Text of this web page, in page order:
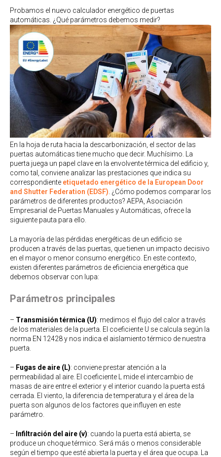
Probamos el nuevo calculador energético de puertas
automáticas. ¿Qué parámetros debemos medir?
En la hoja de ruta hacia la descarbonización, el sector de las
puertas automáticas tiene mucho que decir. Muchísimo. La
puerta juega un papel clave en la envolvente térmica del edificio y,
como tal, conviene analizar las prestaciones que indica su
correspondiente etiquetado energético de la European Door
and Shutter Federation (EDSF) . ¿Cómo podemos comparar los
parámetros de diferentes productos? AEPA, Asociación
Empresarial de Puertas Manuales y Automáticas, ofrece la
siguiente pauta para ello.
La mayoría de las pérdidas energéticas de un edificio se
producen a través de las puertas, que tienen un impacto decisivo
en el mayor o menor consumo energético. En este contexto,
existen diferentes parámetros de eficiencia energética que
debemos observar con lupa:
Parámetros principales
– Transmisión térmica (U): medimos el flujo del calor a través
de los materiales de la puerta. El coeficiente U se calcula según la
norma EN 12428 y nos indica el aislamiento térmico de nuestra
puerta.
– Fugas de aire (L): conviene prestar atención a la
permeabilidad al aire. El coeficiente L mide el intercambio de
masas de aire entre el exterior y el interior cuando la puerta está
cerrada. El viento, la diferencia de temperatura y el área de la
puerta son algunos de los factores que influyen en este
parámetro.
– Infiltración del aire (v): cuando la puerta está abierta, se
produce un choque térmico. Será más o menos considerable
según el tiempo que esté abierta la puerta y el área que ocupa. La